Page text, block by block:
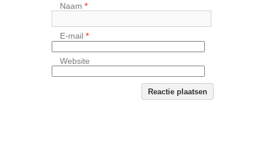
Naam*
E-mail*
Website